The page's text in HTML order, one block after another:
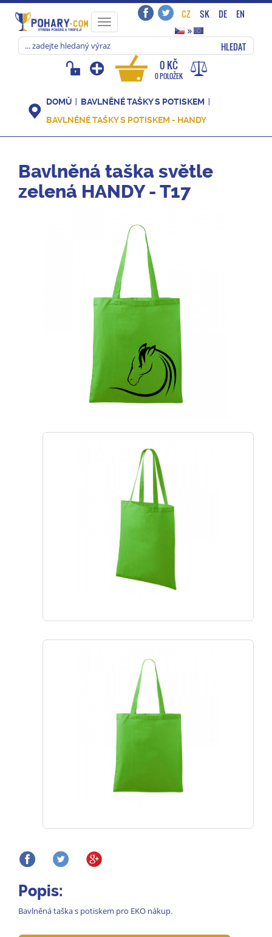
Toggle
navigation
CZ SK DE
EN
»
HLEDAT
0 KČ
0 POLOŽEK
DOMŮ
BAVLNĚNÉ TAŠKY S POTISKEM
BAVLNĚNÉ TAŠKY S POTISKEM - HANDY
Bavlněná taška světle
zelená HANDY - T17
Popis:
Bavlněná taška s potiskem pro EKO nákup.